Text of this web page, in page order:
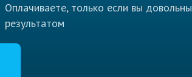
Оплачиваете, только если вы довольны
результатом